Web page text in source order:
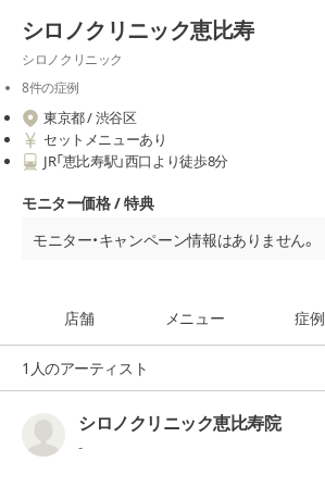
シロノクリニック恵比寿
シロノクリニック
8件の症例
東京都 / 渋谷区
セットメニューあり
JR「恵比寿駅」西口より徒歩8分
モニター価格 / 特典
モニター・キャンペーン情報はありません。
店舗 メニュー 症例
1人のアーティスト
シロノクリニック恵比寿院
-